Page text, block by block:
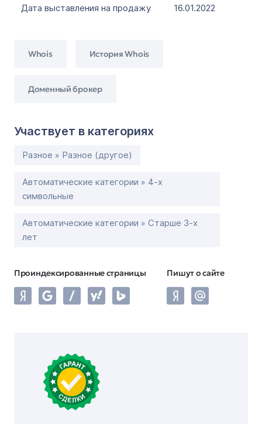
Дата выставления на продажу
16.01.2022
Whois История Whois
Доменный брокер
Участвует в категориях
Разное » Разное (другое)
Автоматические категории » 4-х
символьные
Автоматические категории » Старше 3-х
лет
Проиндексированные страницы Пишут о сайте